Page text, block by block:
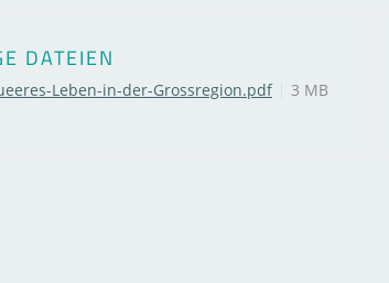
DATEIEN
Leben-in-der-Grossregion.pdf 3 MB